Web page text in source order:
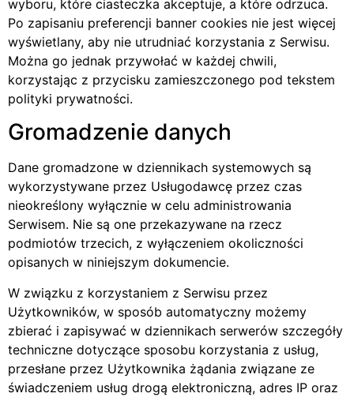
wyboru, które ciasteczka akceptuje, a które odrzuca.
Po zapisaniu preferencji banner cookies nie jest więcej
wyświetlany, aby nie utrudniać korzystania z Serwisu.
Można go jednak przywołać w każdej chwili,
korzystając z przycisku zamieszczonego pod tekstem
polityki prywatności.
Gromadzenie danych
Dane gromadzone w dziennikach systemowych są
wykorzystywane przez Usługodawcę przez czas
nieokreślony wyłącznie w celu administrowania
Serwisem. Nie są one przekazywane na rzecz
podmiotów trzecich, z wyłączeniem okoliczności
opisanych w niniejszym dokumencie.
W związku z korzystaniem z Serwisu przez
Użytkowników, w sposób automatyczny możemy
zbierać i zapisywać w dziennikach serwerów szczegóły
techniczne dotyczące sposobu korzystania z usług,
przesłane przez Użytkownika żądania związane ze
świadczeniem usług drogą elektroniczną, adres IP oraz